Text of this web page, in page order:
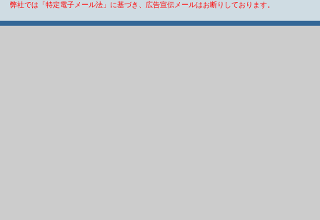
弊社では「特定電子メール法」に基づき、広告宣伝メールはお断りしております。